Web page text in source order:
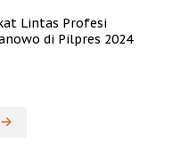
Lintas Profesi
di Pilpres 2024